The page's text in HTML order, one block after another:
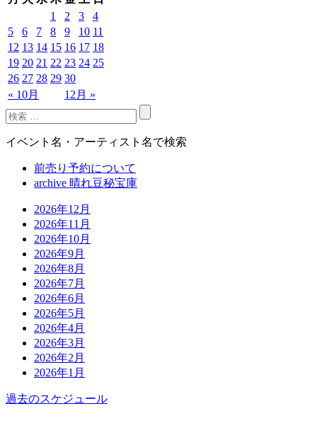
« 10月 12月 »
1 2 3
4
5
6 7 8 9 10 11
12 13 14 15 16 17 18
19 20 21 22 23 24 25
26 27 28 29 30
イベント名・アーティスト名で検索
前売り予約について
archive 晴れ豆秘宝庫
2026年12月
2026年11月
2026年10月
2026年9月
2026年8月
2026年7月
2026年6月
2026年5月
2026年4月
2026年3月
2026年2月
2026年1月
過去のスケジュール